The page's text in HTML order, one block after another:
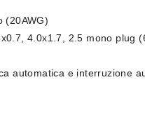
(20AWG)
4.0x1.7, 2.5 mono plug
automatica e interruzione